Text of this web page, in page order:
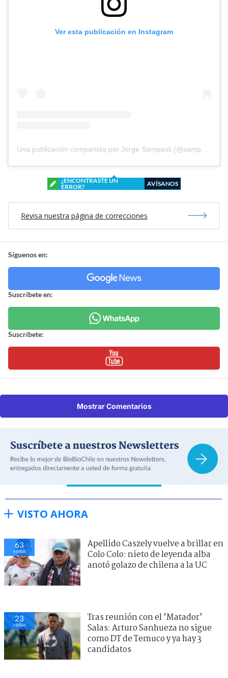
Ver esta publicación en Instagram
¿ENCONTRASTE UN
ERROR?
AVÍSANOS
Revisa nuestra página de correcciones
Síguenos en:
Suscríbete en:
Suscríbete:
Mostrar Comentarios
VISTO AHORA
55
visitas
Apellido Caszely vuelve a brillar en
Colo Colo: nieto de leyenda alba
anotó golazo de chilena a la UC
27
visitas
Tras reunión con el ’Matador’
Salas: Arturo Sanhueza no sigue
como DT de Temuco y ya hay 3
candidatos